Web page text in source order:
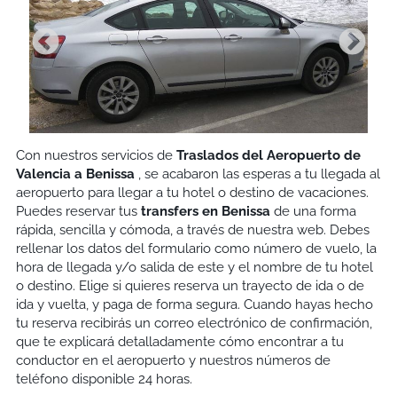
Con nuestros servicios de Traslados del Aeropuerto de
Valencia a Benissa , se acabaron las esperas a tu llegada al
aeropuerto para llegar a tu hotel o destino de vacaciones.
Puedes reservar tustransfers en Benissa de una forma
rápida, sencilla y cómoda, a través de nuestra web. Debes
rellenar los datos del formulario como número de vuelo, la
hora de llegada y/o salida de este y el nombre de tu hotel
o destino. Elige si quieres reserva un trayecto de ida o de
ida y vuelta, y paga de forma segura. Cuando hayas hecho
tu reserva recibirás un correo electrónico de confirmación,
que te explicará detalladamente cómo encontrar a tu
conductor en el aeropuerto y nuestros números de
teléfono disponible 24 horas.